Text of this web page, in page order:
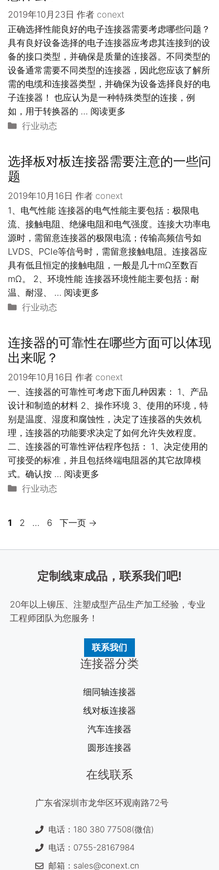
2019年10月23日 作者 conext
正确选择性能良好的电子连接器需要考虑哪些问题？
具有良好设备选择的电子连接器应考虑其连接到的设
备的接口类型，并确保是质量的连接器。不同类型的
设备通常需要不同类型的连接器，因此您应该了解所
需的电缆和连接器类型，并确保为设备选择良好的电
子连接器！ 也应认为是一种特殊类型的连接，例
如，用于转换器的 … 阅读更多
分
行业动态
选择板对板连接器需要注意的一些问
题
2019年10月16日 作者 conext
1、电气性能 连接器的电气性能主要包括：极限电
流、接触电阻、绝缘电阻和电气强度。连接大功率电
源时，需留意连接器的极限电流；传输高频信号如
LVDS、PCIe等信号时，需留意接触电阻。连接器应
具有低且恒定的接触电阻，一般是几十mΩ至数百
mΩ。 2、环境性能 连接器环境性能主要包括：耐
温、耐湿、 … 阅读更多
分
行业动态
连接器的可靠性在哪些方面可以体现
出来呢？
2019年10月16日 作者 conext
一、连接器的可靠性可考虑下面几种因素： 1、产品
设计和制造的材料 2、操作环境 3、使用的环境，特
别是温度、湿度和腐蚀性，决定了连接器的失效机
理，连接器的功能要求决定了如何允许失效程度。
二、连接器的可靠性评估程序包括： 1、决定使用的
可接受的标准，并且包括终端电阻器的其它故障模
式。确认按 … 阅读更多
分
行业动态
页
1
页
2 …
页
6 下一页 →
定制线束成品，联系我们吧!
20年以上铆压、注塑成型产品生产加工经验，专业
工程师团队为您服务！
联系我们
连接器分类
细同轴连接器
线对板连接器
汽车连接器
圆形连接器
在线联系
广东省深圳市龙华区环观南路72号
电话：180 380 77508(微信)
电话：0755-28167984
邮箱：sales@conext.cn